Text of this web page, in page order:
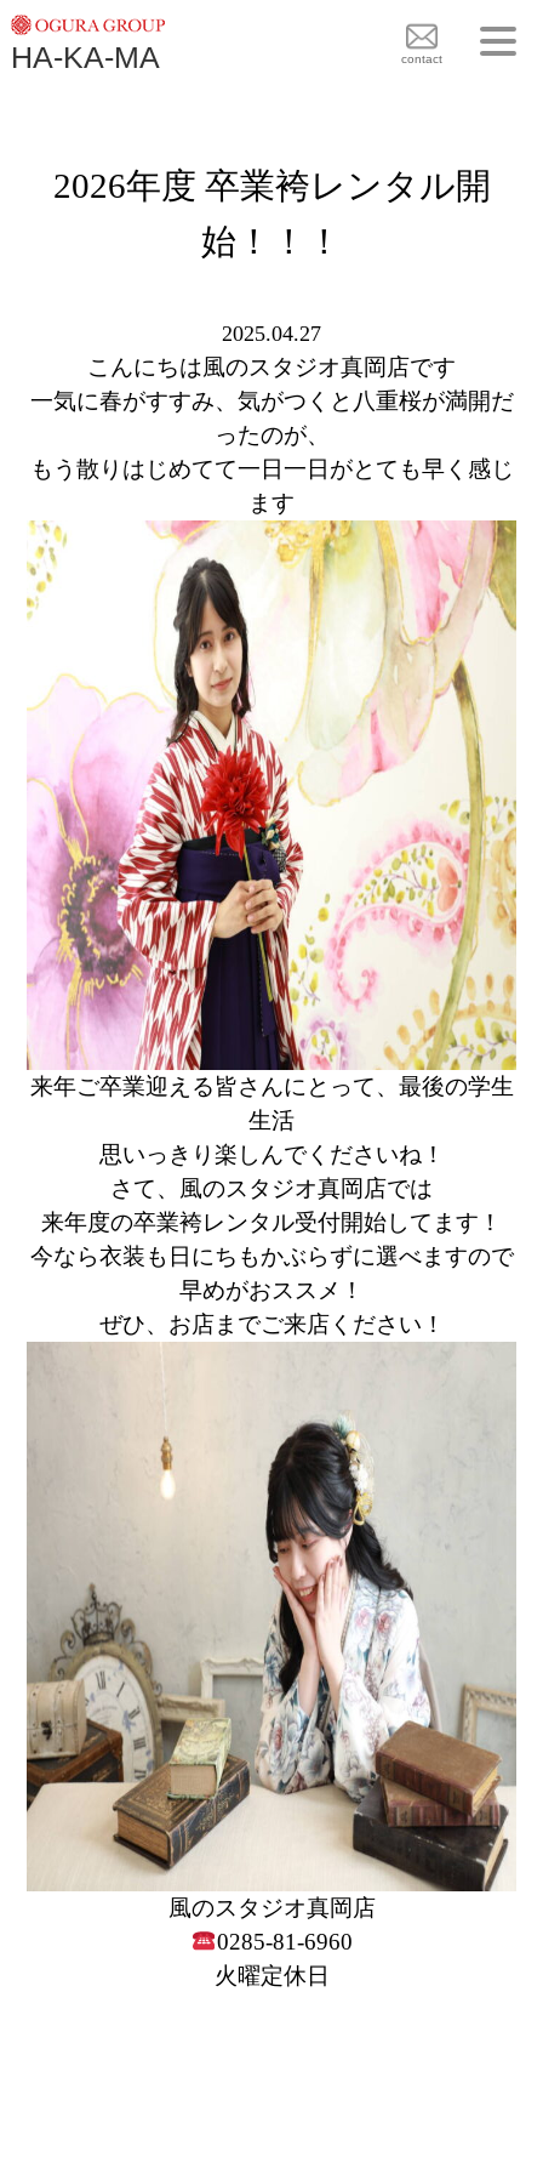
BLOG
SHOPS
HA-KA-MA contact
袴 BRAND
袴 COLLECTION
BLOG
SHOPS
CONTACT
2026年度 卒業袴レンタル開
始！！！
2025.04.27
こんにちは風のスタジオ真岡店です
一気に春がすすみ、気がつくと八重桜が満開だ
ったのが、
もう散りはじめてて一日一日がとても早く感じ
ます
来年ご卒業迎える皆さんにとって、最後の学生
生活
思いっきり楽しんでくださいね！
さて、風のスタジオ真岡店では
来年度の卒業袴レンタル受付開始してます！
今なら衣装も日にちもかぶらずに選べますので
早めがおススメ！
ぜひ、お店までご来店ください！
風のスタジオ真岡店
0285-81-6960
火曜定休日